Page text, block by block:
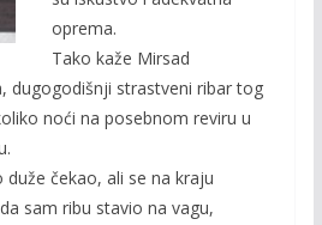
oprema.
Tako kaže Mirsad
dugogodišnji strastveni ribar tog
noći na posebnom reviru u
čekao, ali se na kraju
sam ribu stavio na vagu,